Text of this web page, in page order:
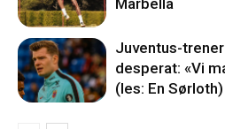
Juventus-
desperat: «Vi
(les: En Sørloth)